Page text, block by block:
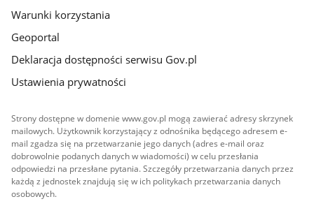
Warunki korzystania
Geoportal
Deklaracja dostępności serwisu Gov.pl
Ustawienia prywatności
Strony dostępne w domenie www.gov.pl mogą zawierać adresy skrzynek
mailowych. Użytkownik korzystający z odnośnika będącego adresem e-
mail zgadza się na przetwarzanie jego danych (adres e-mail oraz
dobrowolnie podanych danych w wiadomości) w celu przesłania
odpowiedzi na przesłane pytania. Szczegóły przetwarzania danych przez
każdą z jednostek znajdują się w ich politykach przetwarzania danych
osobowych.